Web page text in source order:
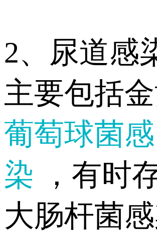
2、尿道感
主要包括
葡萄球菌感
染
，有时
大肠杆菌